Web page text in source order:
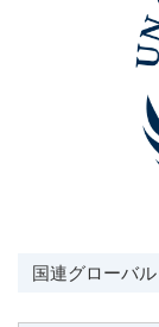
国連グローバ